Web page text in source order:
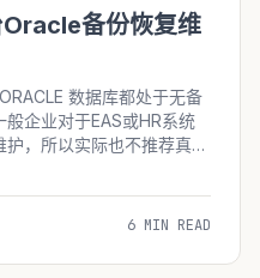
备份恢复维
数据库都处于无备
企业对于EAS或HR系统
，所以实际也不推荐真的
应打开归档并维护归档以
大企业要求数据能回溯到一
6 MIN READ